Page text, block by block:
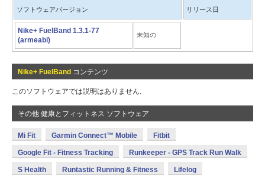
ソフトウェアバージョン リリース日
Nike+ FuelBand 1.3.1-77
(armeabi)
未知の
Nike+ FuelBand コンテンツ
このソフトウェアでは説明はありません.
その他 健康とフィットネス ソフトウェア
Mi Fit Garmin Connect™ Mobile Fitbit
Google Fit - Fitness Tracking Runkeeper - GPS Track Run Walk
S Health Runtastic Running & Fitness Lifelog